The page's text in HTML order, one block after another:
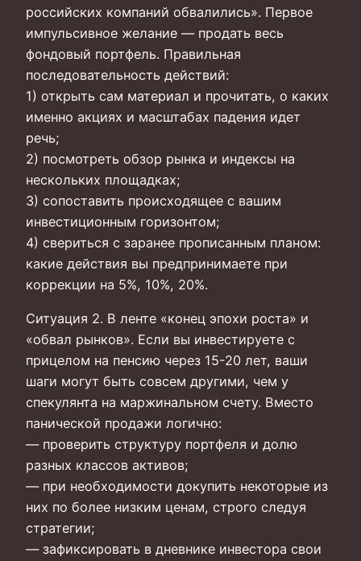
российских компаний обвалились». Первое
импульсивное желание — продать весь
фондовый портфель. Правильная
последовательность действий:
1) открыть сам материал и прочитать, о каких
именно акциях и масштабах падения идет
речь;
2) посмотреть обзор рынка и индексы на
нескольких площадках;
3) сопоставить происходящее с вашим
инвестиционным горизонтом;
4) свериться с заранее прописанным планом:
какие действия вы предпринимаете при
коррекции на 5%, 10%, 20%.
Ситуация 2. В ленте «конец эпохи роста» и
«обвал рынков». Если вы инвестируете с
прицелом на пенсию через 15-20 лет, ваши
шаги могут быть совсем другими, чем у
спекулянта на маржинальном счету. Вместо
панической продажи логично:
— проверить структуру портфеля и долю
разных классов активов;
— при необходимости докупить некоторые из
них по более низким ценам, строго следуя
стратегии;
— зафиксировать в дневнике инвестора свои